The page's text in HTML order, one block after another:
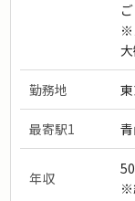
※
大
勤務地
最寄駅1
年収
※